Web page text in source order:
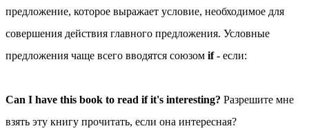
предложение, которое выражает условие, необходимое для
совершения действия главного предложения. Условные
предложения чаще всего вводятся союзом if- если:
Can I have this book to read if it's interesting? Разрешите мне
взять эту книгу прочитать, если она интересная?